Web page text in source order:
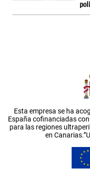
Esta empresa se ha
España cofinanciadas
para las regiones
en